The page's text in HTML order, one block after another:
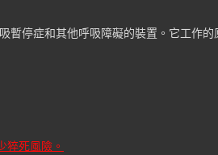
暫停症和其他呼吸障礙的裝置。它工作
猝死風險。